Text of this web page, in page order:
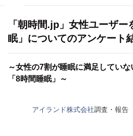
「朝時間.jp」女性ユーザ
眠」についてのアンケート
～女性の7割が睡眠に満足してい
「8時間睡眠」～
アイランド株式会社調査・報告